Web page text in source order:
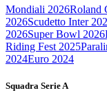
Mondiali 2026Roland
2026Scudetto Inter
2026Super Bowl 2026
Riding Fest 2025
2024Euro 2024
Squadra Serie A